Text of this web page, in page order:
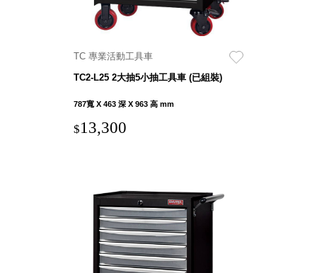
TC 專業活動工具車
TC2-L25 2大抽5小抽工具車 (已組裝)
787寬 X 463 深 X 963 高 mm
$13,300